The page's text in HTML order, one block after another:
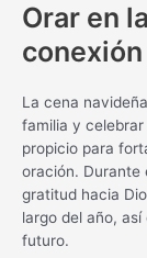
Orar en
La cena
familia y
propicio para
oración. Durante
gratitud hacia
largo del año,
futuro.